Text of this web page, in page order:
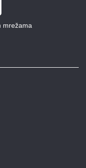
mrežama